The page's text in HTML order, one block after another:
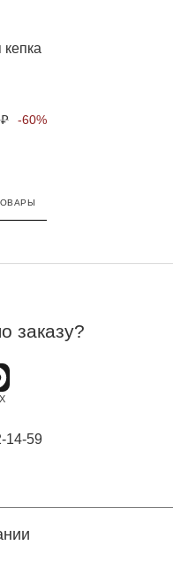
₽ -60%
заказу?
14-59